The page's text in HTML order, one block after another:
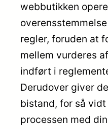
webbutikken
regler, foruden at
mellem vurderes
indført i
Derudover giver
bistand, for så
processen med